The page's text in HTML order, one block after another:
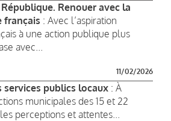
Renouer avec la
français : Avec l’aspiration
à une action publique plus
avec...
11/02/2026
services publics locaux : À
municipales des 15 et 22
perceptions et attentes...